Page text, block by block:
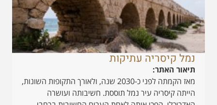
נמל קיסריה עתיקות
תיאור האתר:
מאז הקמתה לפני כ-2030 שנה, ולאורך התקופות השונות,
הייתה קיסריה עיר נמל תוססת. חשיבותה ועושרה